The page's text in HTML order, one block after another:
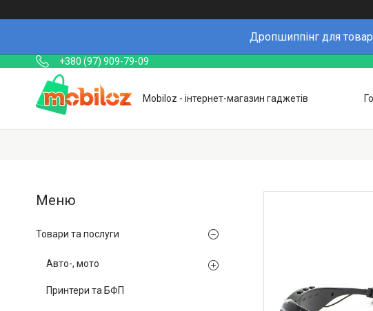
Дропшиппінг для
+380 (97) 909-79-09
Mobiloz - інтернет-магазин гаджетів
Товари та послуги
Авто-, мото
Принтери та БФП